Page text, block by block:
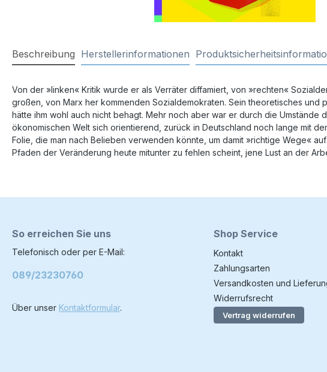
Beschreibung Herstellerinformationen
Von der »linken« Kritik wurde er als Verräter diffamiert, von »rechten«
großen, von Marx her kommenden Sozialdemokraten. Sein theoretisches
hätte ihm wohl auch nicht behagt. Mehr noch aber war er durch die
ökonomischen Welt sich orientierend, zurück in Deutschland noch lange mit
Folie, die man nach Belieben verwenden könnte, um damit »richtige Wege«
Pfaden der Veränderung heute mitunter zu fehlen scheint, jene Lust an der
So erreichen Sie uns
Telefonisch oder per E-Mail:
089/23230760
Über unser Kontaktformular.
Shop Service
Kontakt
Zahlungsarten
Versandkosten und
Widerrufsrecht
Vertrag widerrufen